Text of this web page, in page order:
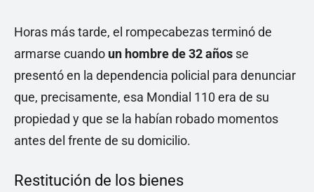
Horas más tarde, el rompecabezas terminó de
armarse cuando un hombre de 32 años se
presentó en la dependencia policial para denunciar
que, precisamente, esa Mondial 110 era de su
propiedad y que se la habían robado momentos
antes del frente de su domicilio.
Restitución de los bienes